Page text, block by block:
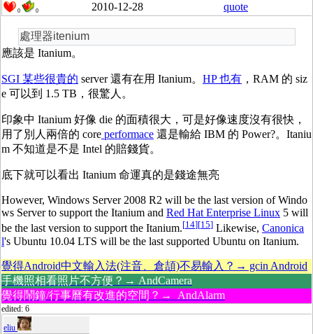
0 0 2010-12-28 quote
處理器itenium
應該是 Itanium。
SGI 某些很貴的 server 還有在用 Itanium。 HP 也有 ，RAM 的 siz
e 可以到 1.5 TB，很驚人。
印象中 Itanium 好像 die 的面積很大，可是好像速度沒有很快，
用了別人兩倍的 core performace 還是輸給 IBM 的 Power?。Itaniu
m 不知道是不是 Intel 的賠錢貨。
底下就可以看出 Itanium 命運真的是錢途無亮
However, Windows Server 2008 R2 will be the last version of Windo
ws Server to support the Itanium and Red Hat Enterprise Linux 5 will
be the last version to support the Itanium.[14][15] Likewise, Canonica
l's Ubuntu 10.04 LTS will be the last supported Ubuntu on Itanium.
覺得Android中文輸入法(注音、倉頡)不易輸入？→ gcin Android
手機照相看照片不方便？→ AndCamera
覺得鬧鐘/行事曆有改進的空間？→ AndAlarm
edited: 6
eliu